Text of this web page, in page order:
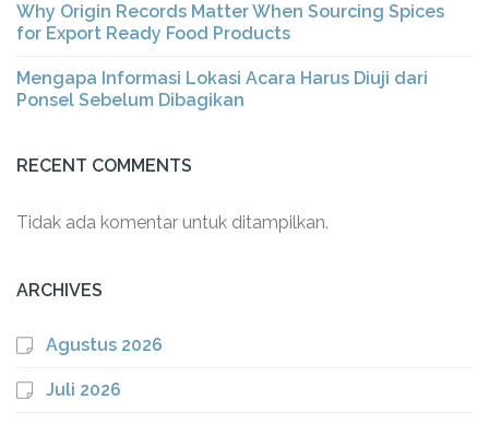
Why Origin Records Matter When Sourcing Spices
for Export Ready Food Products
Mengapa Informasi Lokasi Acara Harus Diuji dari
Ponsel Sebelum Dibagikan
RECENT COMMENTS
Tidak ada komentar untuk ditampilkan.
ARCHIVES
Agustus 2026
Juli 2026